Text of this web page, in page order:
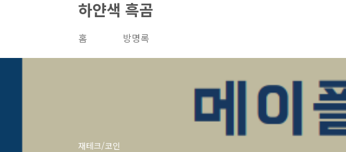
하얀색 흑곰
홈 방명록
재테크/코인